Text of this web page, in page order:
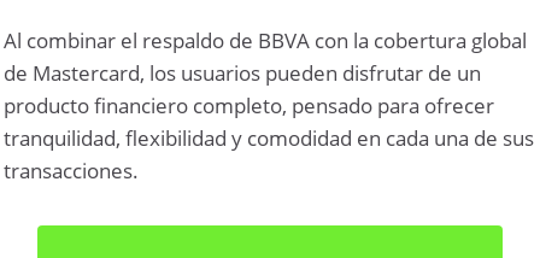
Al combinar el respaldo de BBVA con la cobertura global
de Mastercard, los usuarios pueden disfrutar de un
producto financiero completo, pensado para ofrecer
tranquilidad, flexibilidad y comodidad en cada una de sus
transacciones.